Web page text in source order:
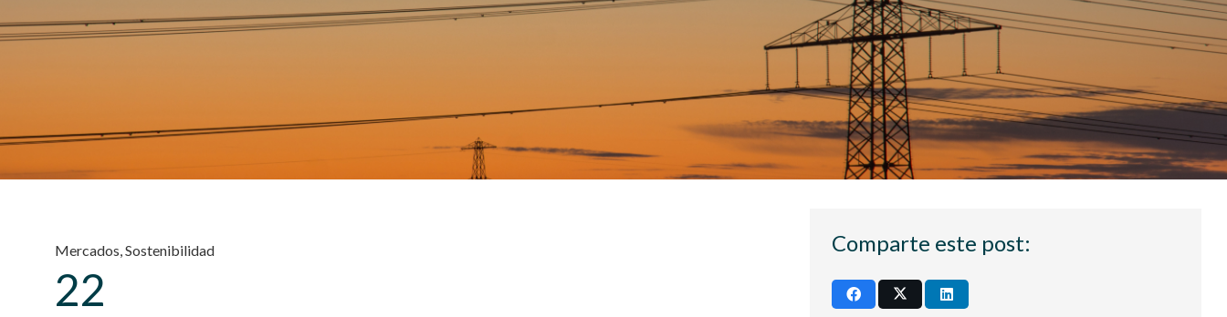
Mercados,Sostenibilidad
22
Comparte este post: